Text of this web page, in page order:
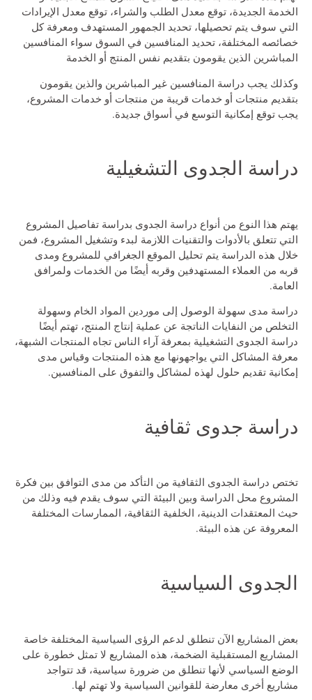
الخدمة الجديدة، توقع معدل الطلب والشراء، توقع معدل الإيرادات
التي سوف يتم تحصيلها، تحديد الجمهور المستهدف ومعرفة كل
خصائصه المختلفة، تحديد المنافسين في السوق سواء المنافسين
المباشرين الذين يقومون بتقديم نفس المنتج أو الخدمة
وكذلك يجب دراسة المنافسين غير المباشرين والذين يقومون
بتقديم منتجات أو خدمات قريبة من منتجات أو خدمات المشروع،
يجب توقع إمكانية التوسع في أسواق جديدة.
دراسة الجدوى التشغيلية
يهتم هذا النوع من أنواع دراسة الجدوى بدراسة تفاصيل المشروع
التي تتعلق بالأدوات والتقنيات اللازمة لبدء وتشغيل المشروع، فمن
خلال هذه الدراسة يتم تحليل الموقع الجغرافي للمشروع ومدى
قربه من العملاء المستهدفين وقربه أيضًا من الخدمات ولمرافق
العامة.
دراسة مدى سهولة الوصول إلى موردين المواد الخام وسهولة
التخلص من النفايات الناتجة عن عملية إنتاج المنتج، تهتم أيضًا
دراسة الجدوى التشغيلية بمعرفة آراء الناس تجاه المنتجات الشبهة،
معرفة المشاكل التي يواجهونها مع هذه المنتجات وقياس مدى
إمكانية تقديم حلول لهذه لمشاكل والتفوق على المنافسين.
دراسة جدوى ثقافية
تختص دراسة الجدوى الثقافية من التأكد من مدى التوافق بين فكرة
المشروع محل الدراسة وبين البيئة التي سوف يقدم فيه وذلك من
حيث المعتقدات الدينية، الخلفية الثقافية، الممارسات المختلفة
المعروفة عن هذه البيئة.
الجدوى السياسية
بعض المشاريع الآن تنطلق لدعم الرؤى السياسية المختلفة خاصة
المشاريع المستقبلية الضخمة، هذه المشاريع لا تمثل خطورة على
الوضع السياسي لأنها تنطلق من ضرورة سياسية، قد تتواجد
مشاريع أخرى معارضة للقوانين السياسية ولا تهتم لها.